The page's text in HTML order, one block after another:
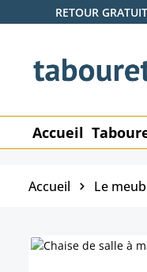
au contenu principal
Passer à la recherche
Passer à la navigation
RETOUR GRATUIT
Accueil
Accueil Le